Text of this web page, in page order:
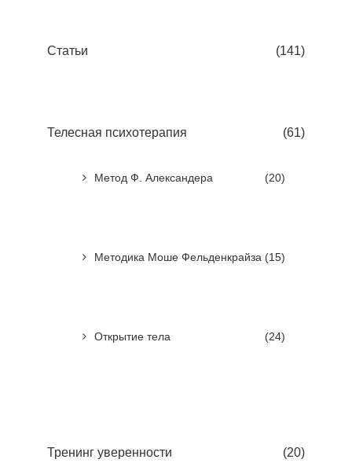
Статьи (141)
Телесная психотерапия (61)
Метод Ф. Александера (20)
Методика Моше Фельденкрайза (15)
Открытие тела (24)
Тренинг уверенности (20)